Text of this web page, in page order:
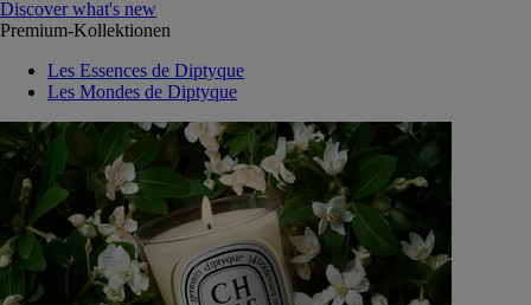
Discover what's new
Premium-Kollektionen
Les Essences de Diptyque
Les Mondes de Diptyque